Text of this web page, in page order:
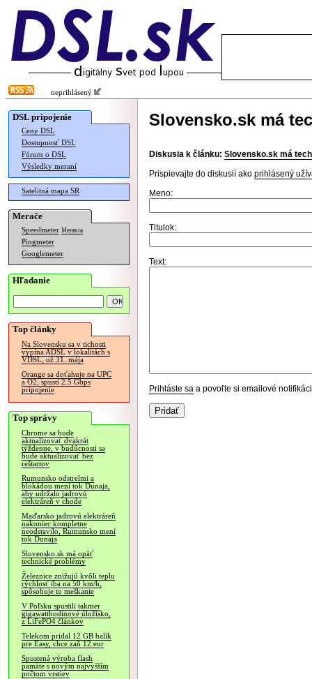
neprihlásený
DSL pripojenie
Ceny DSL
Dostupnosť DSL
Fórum o DSL
Výsledky meraní
Satelitná mapa SR
Merače
Speedmeter Merania
Pingmeter
Googlemeter
Hľadanie
Top články
Na Slovensku sa v tichosti
vypína ADSL v lokalitách s
VDSL, už 31. mája
Orange sa doťahuje na UPC
a O2, spustí 2.5 Gbps
pripojenie
Top správy
Chrome sa bude
aktualizovať dvakrát
týždenne, v budúcnosti sa
bude aktualizovať bez
reštartov
Rumunsko odstrelmi a
blokádou mení tok Dunaja,
aby udržalo jadrovú
elektráreň v chode
Maďarsko jadrovú elektráreň
nakoniec kompletne
neodstavilo, Rumunsko mení
tok Dunaja
Slovensko.sk má opäť
technické problémy
Železnice znižujú kvôli teplu
rýchlosť iba na 50 km/h,
spôsobuje to meškanie
V Poľsku spustili takmer
gigawatthodinové úložisko,
z LiFePO4 článkov
Telekom pridal 12 GB balík
pre Easy, chce zaň 12 eur
Spustená výroba flash
pamäte s novým najvyšším
počtom vrstiev
Slovensko.sk má
Diskusia k článku: Slovensko.sk má
Prispievajte do diskusií ako prihlásený
Meno:
Titulok:
Text:
Prihláste sa a povoľte si emailové